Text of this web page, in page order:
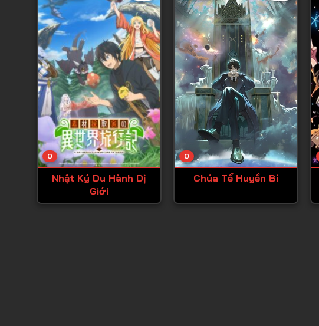
Tập 19
Tập 20
Tập 21
Tập 22
Tập 23
Tập 24
Tập 25
Tập 26
Tập 28
0
Nhật Ký Du Hành Dị
Giới
0
Chúa Tể Huyền Bí